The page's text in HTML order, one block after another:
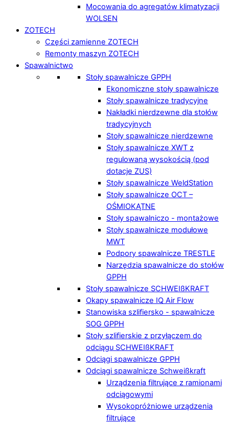
Mocowania do agregatów klimatyzacji
WOLSEN
ZOTECH
Części zamienne ZOTECH
Remonty maszyn ZOTECH
Spawalnictwo
Stoły spawalnicze GPPH
Ekonomiczne stoły spawalnicze
Stoły spawalnicze tradycyjne
Nakładki nierdzewne dla stołów
tradycyjnych
Stoły spawalnicze nierdzewne
Stoły spawalnicze XWT z
regulowaną wysokością (pod
dotacje ZUS)
Stoły spawalnicze WeldStation
Stoły spawalnicze OCT –
OŚMIOKĄTNE
Stoły spawalniczo - montażowe
Stoły spawalnicze modułowe
MWT
Podpory spawalnicze TRESTLE
Narzędzia spawalnicze do stołów
GPPH
Stoły spawalnicze SCHWEIßKRAFT
Okapy spawalnicze IQ Air Flow
Stanowiska szlifiersko - spawalnicze
SOG GPPH
Stoły szlifierskie z przyłączem do
odciągu SCHWEIßKRAFT
Odciągi spawalnicze GPPH
Odciągi spawalnicze Schweißkraft
Urządzenia filtrujące z ramionami
odciągowymi
Wysokopróżniowe urządzenia
filtrujące